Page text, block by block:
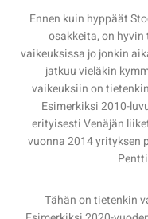
Ennen kuin hyppäät
osakkeita, on
vaikeuksissa jo jonkin
jatkuu vieläkin
vaikeuksiin on
Esimerkiksi 2010-
erityisesti Venäjän
vuonna 2014 yrityksen
Tähän on tietenkin